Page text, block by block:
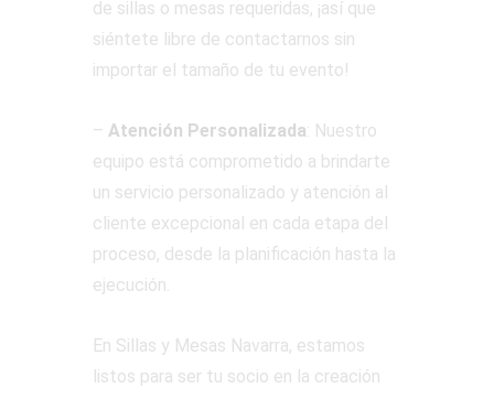
de sillas o mesas requeridas, ¡así que
siéntete libre de contactarnos sin
importar el tamaño de tu evento!
– Atención Personalizada: Nuestro
equipo está comprometido a brindarte
un servicio personalizado y atención al
cliente excepcional en cada etapa del
proceso, desde la planificación hasta la
ejecución.
En Sillas y Mesas Navarra, estamos
listos para ser tu socio en la creación